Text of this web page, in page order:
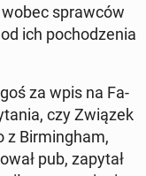
spraw­ców
ich po­cho­dze­nia
za wpis na Fa­
czy Związek
z Bir­ming­ham,
pub, zapytał